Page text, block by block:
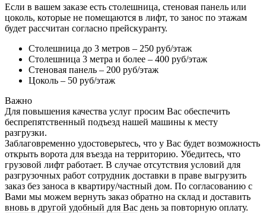
Если в вашем заказе есть столешница, стеновая панель или
цоколь, которые не помещаются в лифт, то занос по этажам
будет рассчитан согласно прейскуранту.
Столешница до 3 метров – 250 руб/этаж
Столешница 3 метра и более – 400 руб/этаж
Стеновая панель – 200 руб/этаж
Цоколь – 50 руб/этаж
Важно
Для повышения качества услуг просим Вас обеспечить
беспрепятственный подъезд нашей машины к месту
разгрузки.
Заблаговременно удостоверьтесь, что у Вас будет возможность
открыть ворота для въезда на территорию. Убедитесь, что
грузовой лифт работает. В случае отсутствия условий для
разгрузочных работ сотрудник доставки в праве выгрузить
заказ без заноса в квартиру/частный дом. По согласованию с
Вами мы можем вернуть заказ обратно на склад и доставить
вновь в другой удобный для Вас день за повторную оплату.